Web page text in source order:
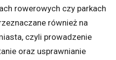
rowerowych czy parkach
również na
czyli prowadzenie
oraz usprawnianie